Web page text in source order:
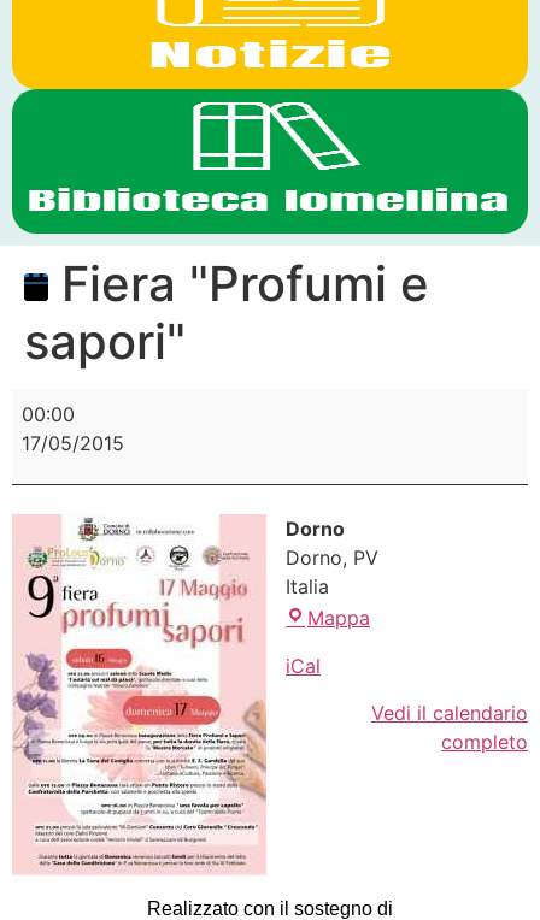
Fiera "Profumi e
sapori"
00:00
17/05/2015
Dorno
Dorno, PV
Italia
Mappa
iCal
Vedi il calendario
completo
Realizzato con il sostegno di